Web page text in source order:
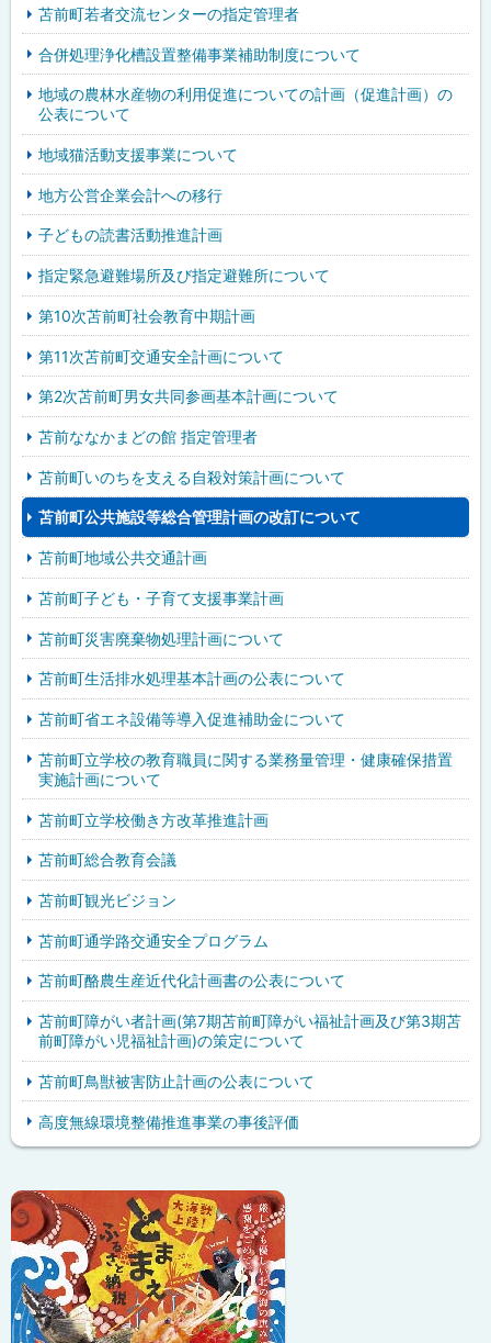
苫前町若者交流センターの指定管理者
合併処理浄化槽設置整備事業補助制度について
地域の農林水産物の利用促進についての計画（促進計画）の
公表について
地域猫活動支援事業について
地方公営企業会計への移行
子どもの読書活動推進計画
指定緊急避難場所及び指定避難所について
第10次苫前町社会教育中期計画
第11次苫前町交通安全計画について
第2次苫前町男女共同参画基本計画について
苫前ななかまどの館 指定管理者
苫前町いのちを支える自殺対策計画について
苫前町公共施設等総合管理計画の改訂について
苫前町地域公共交通計画
苫前町子ども・子育て支援事業計画
苫前町災害廃棄物処理計画について
苫前町生活排水処理基本計画の公表について
苫前町省エネ設備等導入促進補助金について
苫前町立学校の教育職員に関する業務量管理・健康確保措置
実施計画について
苫前町立学校働き方改革推進計画
苫前町総合教育会議
苫前町観光ビジョン
苫前町通学路交通安全プログラム
苫前町酪農生産近代化計画書の公表について
苫前町障がい者計画(第7期苫前町障がい福祉計画及び第3期苫
前町障がい児福祉計画)の策定について
苫前町鳥獣被害防止計画の公表について
高度無線環境整備推進事業の事後評価
サ
イ
ド
・
ッ
ク
ア
ッ